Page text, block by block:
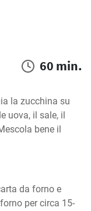
60 min.
la zucchina su
uova, il sale, il
bene il
da forno e
per circa 15-